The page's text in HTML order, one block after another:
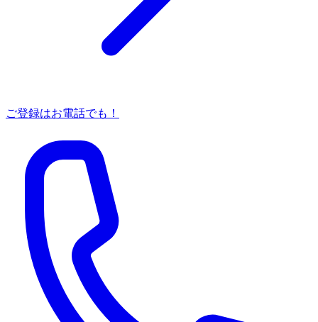
ご登録はお電話でも！